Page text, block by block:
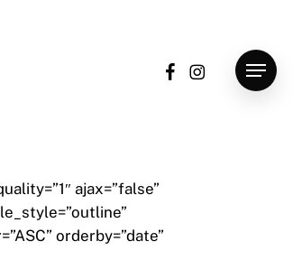
facebookinstagramMenu
ajax=”false”
orderby=”date”